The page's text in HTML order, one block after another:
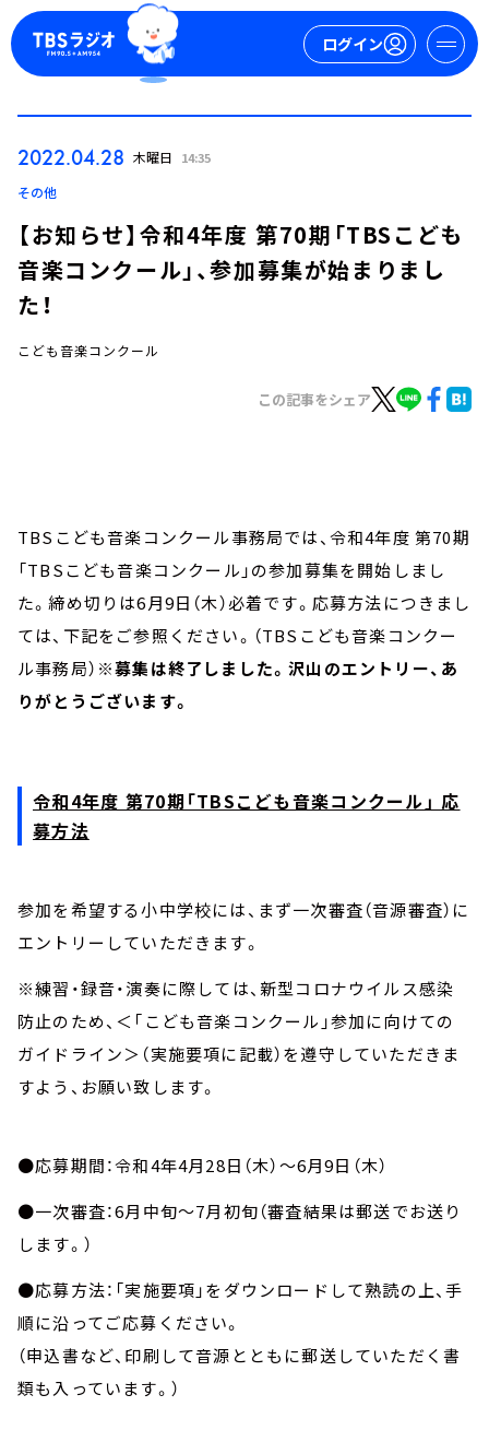
ログイン
イベント・グッズ
YouTube
会社情報
2022.04.28 木曜日 14:35
その他
【お知らせ】令和4年度 第70期「TBSこども
音楽コンクール」、参加募集が始まりまし
た！
こども音楽コンクール
この記事をシェア
TBSこども音楽コンクール事務局では、令和4年度 第70期
「TBSこども音楽コンクール」の参加募集を開始しまし
た。締め切りは6月9日（木）必着です。応募方法につきまし
ては、下記をご参照ください。（TBSこども音楽コンクー
ル事務局） ※募集は終了しました。沢山のエントリー、あ
りがとうございます。
令和4年度 第70期「TBSこども音楽コンクール」 応
募方法
参加を希望する小中学校には、まず一次審査（音源審査）に
エントリーしていただきます。
※練習・録音・演奏に際しては、新型コロナウイルス感染
防止のため、＜「こども音楽コンクール」参加に向けての
ガイドライン＞（実施要項に記載）を遵守していただきま
すよう、お願い致します。
●応募期間：令和4年4月28日（木）～6月9日（木）
●一次審査：6月中旬～7月初旬（審査結果は郵送でお送り
します。）
●応募方法：「実施要項」をダウンロードして熟読の上、手
順に沿ってご応募ください。
（申込書など、印刷して音源とともに郵送していただく書
類も入っています。）